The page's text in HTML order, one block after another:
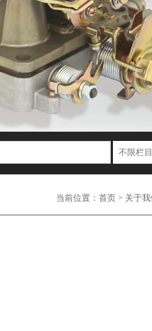
,节气门体,11年老品牌化油器产品,
当前位置： 首页 > 关于我